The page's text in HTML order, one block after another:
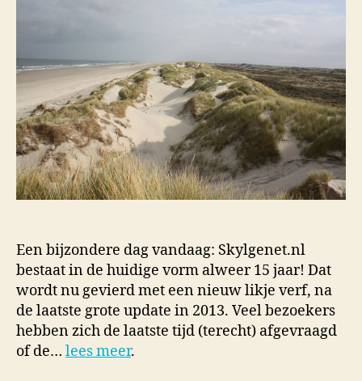
Een bijzondere dag vandaag: Skylgenet.nl
bestaat in de huidige vorm alweer 15 jaar! Dat
wordt nu gevierd met een nieuw likje verf, na
de laatste grote update in 2013. Veel bezoekers
hebben zich de laatste tijd (terecht) afgevraagd
of de… lees meer.